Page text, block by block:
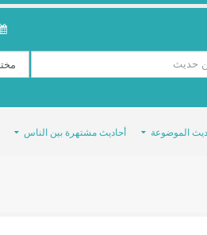
الموضوعة أحاديث مشتهرة بين الناس